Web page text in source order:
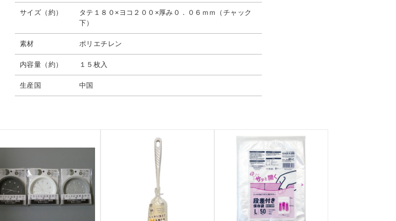
サイズ（約）
タテ１８０×ヨコ２００×厚み０．０６ｍｍ（チャック
下）
素材 ポリエチレン
内容量（約） １５枚入
生産国 中国